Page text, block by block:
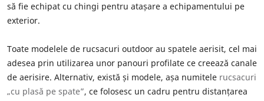
să fie echipat cu chingi pentru atașare a echipamentului pe
exterior.
Toate modelele de rucsacuri outdoor au spatele aerisit, cel mai
adesea prin utilizarea unor panouri profilate ce creează canale
de aerisire. Alternativ, există și modele, așa numitele rucsacuri
„cu plasă pe spate”, ce folosesc un cadru pentru distanțarea